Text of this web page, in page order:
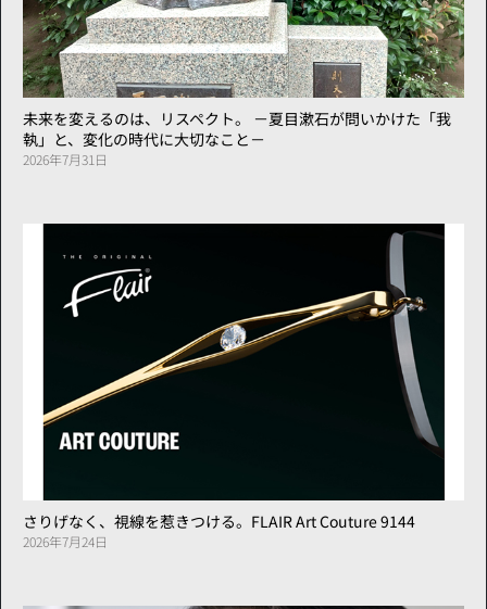
未来を変えるのは、リスペクト。 －夏目漱石が問いかけた「我
執」と、変化の時代に大切なこと－
2026年7月31日
さりげなく、視線を惹きつける。FLAIR Art Couture 9144
2026年7月24日